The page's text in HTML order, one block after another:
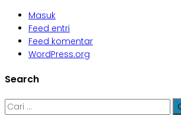
Masuk
Feed entri
Feed komentar
WordPress.org
Search
Cari
untuk: